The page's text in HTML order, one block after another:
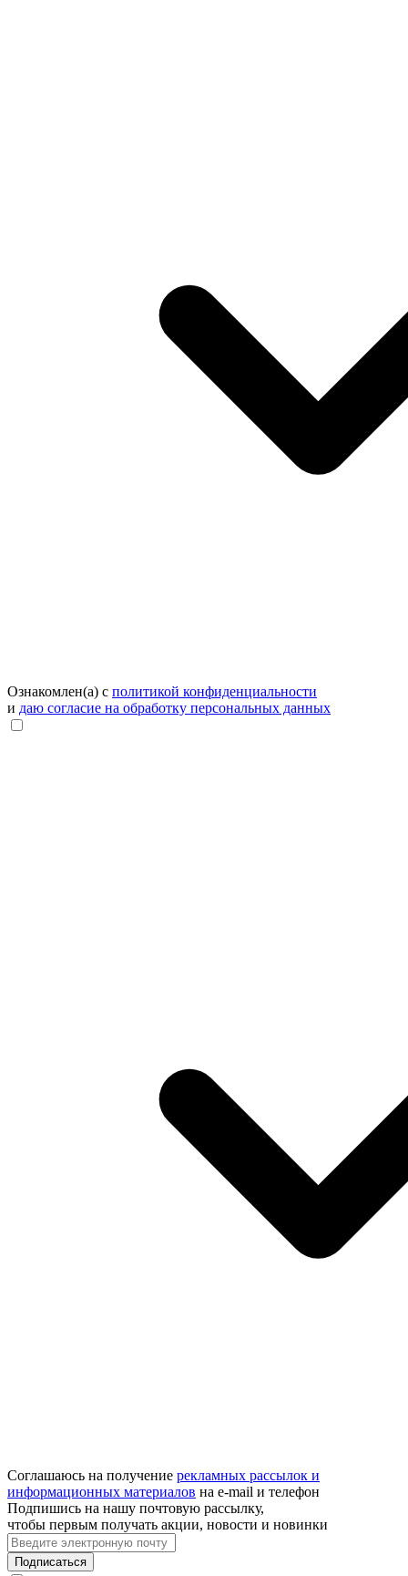
Ознакомлен(а) с политикой конфиденциальности
и даю согласие на обработку персональных данных
Соглашаюсь на получение рекламных рассылок и
информационных материалов на e‑mail и телефон
Подпишись на нашу почтовую рассылку,
чтобы первым получать акции, новости и новинки
Подписаться